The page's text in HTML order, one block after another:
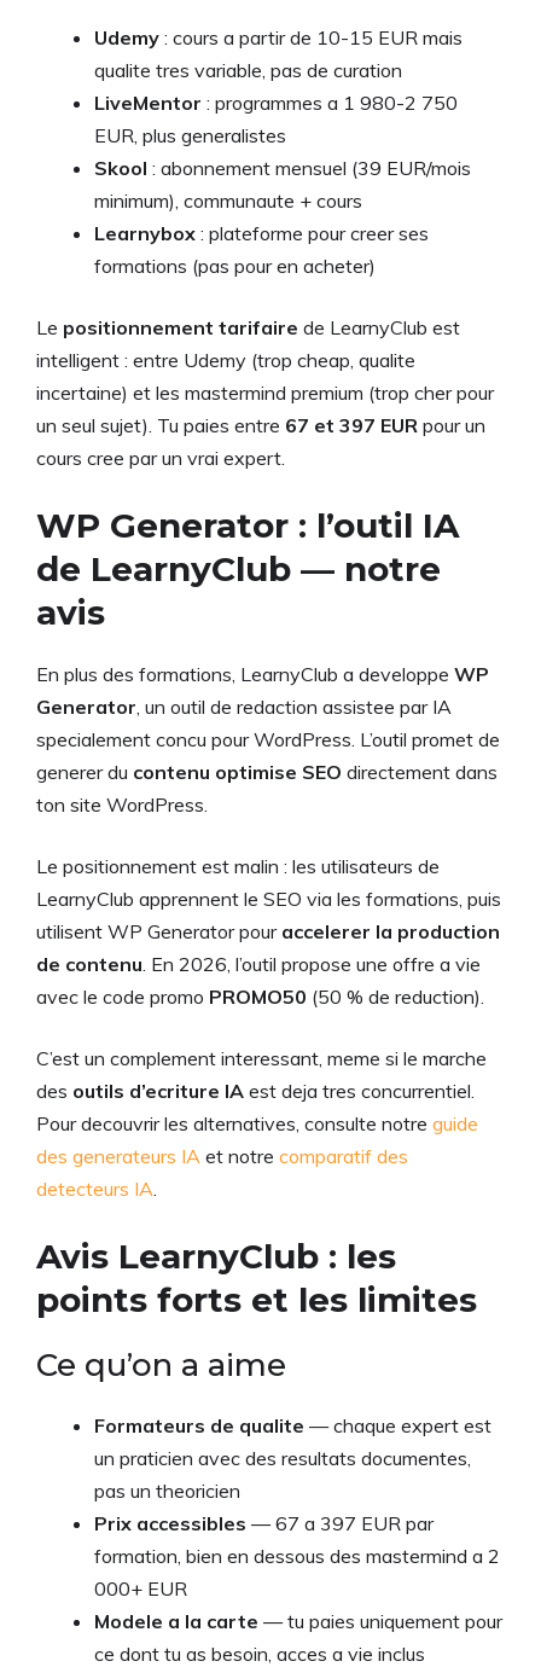
Udemy : cours a partir de 10-15 EUR mais
qualite tres variable, pas de curation
LiveMentor : programmes a 1 980-2 750
EUR, plus generalistes
Skool : abonnement mensuel (39 EUR/mois
minimum), communaute + cours
Learnybox : plateforme pour creer ses
formations (pas pour en acheter)
Le positionnement tarifaire de LearnyClub est
intelligent : entre Udemy (trop cheap, qualite
incertaine) et les mastermind premium (trop cher pour
un seul sujet). Tu paies entre 67 et 397 EUR pour un
cours cree par un vrai expert.
WP Generator : l’outil IA
de LearnyClub — notre
avis
En plus des formations, LearnyClub a developpe WP
Generator , un outil de redaction assistee par IA
specialement concu pour WordPress. L’outil promet de
generer du contenu optimise SEO directement dans
ton site WordPress.
Le positionnement est malin : les utilisateurs de
LearnyClub apprennent le SEO via les formations, puis
utilisent WP Generator pour accelerer la production
de contenu . En 2026, l’outil propose une offre a vie
avec le code promo PROMO50 (50 % de reduction).
C’est un complement interessant, meme si le marche
des outils d’ecriture IA est deja tres concurrentiel.
Pour decouvrir les alternatives, consulte notre guide
des generateurs IA et notre comparatif des
detecteurs IA
Avis LearnyClub : les
points forts et les limites
Ce qu’on a aime
Formateurs de qualite — chaque expert est
un praticien avec des resultats documentes,
pas un theoricien
Prix accessibles — 67 a 397 EUR par
formation, bien en dessous des mastermind a 2
000+ EUR
Modele a la carte — tu paies uniquement pour
ce dont tu as besoin, acces a vie inclus